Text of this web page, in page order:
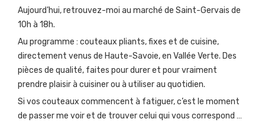
Aujourd’hui, retrouvez-moi au marché de Saint-Gervais de
10h à 18h.
Au programme : couteaux pliants, fixes et de cuisine,
directement venus de Haute-Savoie, en Vallée Verte. Des
pièces de qualité, faites pour durer et pour vraiment
prendre plaisir à cuisiner ou à utiliser au quotidien.
Si vos couteaux commencent à fatiguer, c’est le moment
de passer me voir et de trouver celui qui vous correspond …